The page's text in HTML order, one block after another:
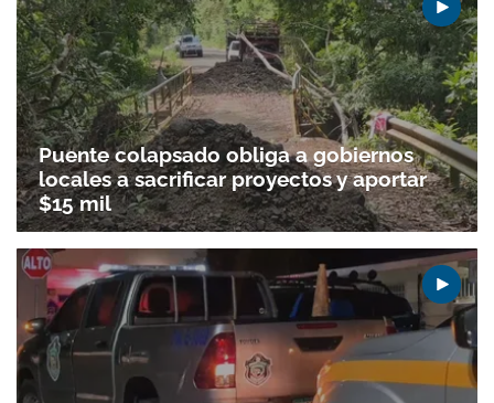
Puente colapsado obliga a gobiernos
locales a sacrificar proyectos y aportar
$15 mil